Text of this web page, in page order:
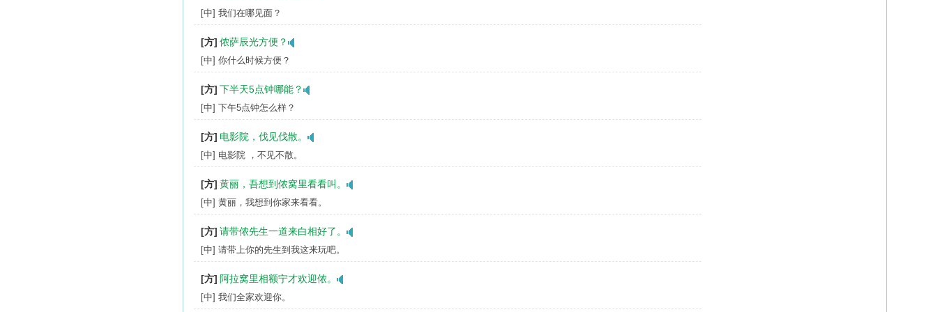
[中] 我们在哪见面？
[方] 侬萨辰光方便？
[中] 你什么时候方便？
[方] 下半天5点钟哪能？
[中] 下午5点钟怎么样？
[方] 电影院，伐见伐散。
[中] 电影院 ，不见不散。
[方] 黄丽，吾想到侬窝里看看叫。
[中] 黄丽，我想到你家来看看。
[方] 请带侬先生一道来白相好了。
[中] 请带上你的先生到我这来玩吧。
[方] 阿拉窝里相额宁才欢迎侬。
[中] 我们全家欢迎你。